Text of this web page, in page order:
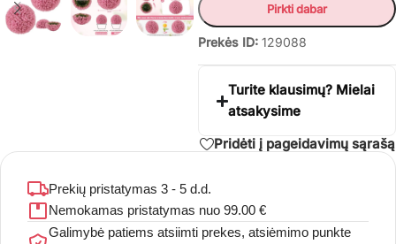
Pirkti dabar
Prekės ID: 129088
Turite klausimų? Mielai
atsakysime
Pridėti į pageidavimų sąrašą
Prekių pristatymas 3 - 5 d.d.
Nemokamas pristatymas nuo 99.00 €
Galimybė patiems atsiimti prekes, atsiėmimo punkte